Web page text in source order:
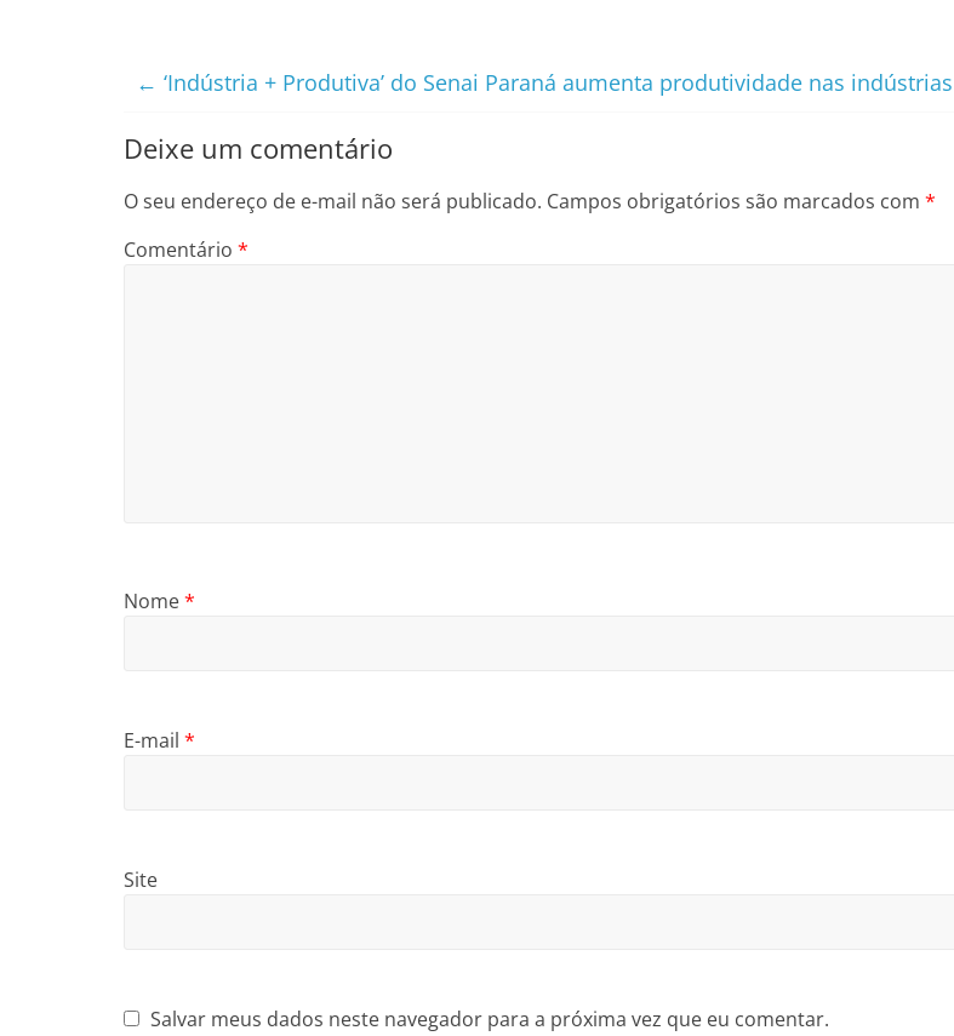
← ‘Indústria + Produtiva’ do Senai Paraná aumenta produtividade nas indústrias
Deixe um comentário
O seu endereço de e-mail não será publicado. Campos obrigatórios são marcados com *
Comentário *
Nome*
E-mail *
Site
Salvar meus dados neste navegador para a próxima vez que eu comentar.